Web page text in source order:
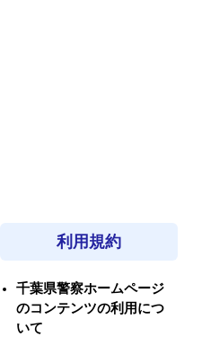
利用規約
千葉県警察ホームページ
のコンテンツの利用につ
いて